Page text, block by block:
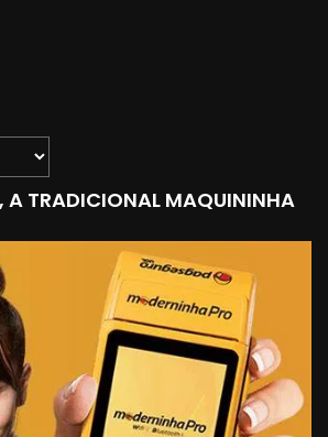
A TRADICIONAL MAQUININHA